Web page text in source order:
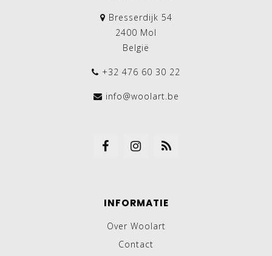
Bresserdijk 54
2400 Mol
België
+32 476 60 30 22
info@woolart.be
INFORMATIE
Over Woolart
Contact